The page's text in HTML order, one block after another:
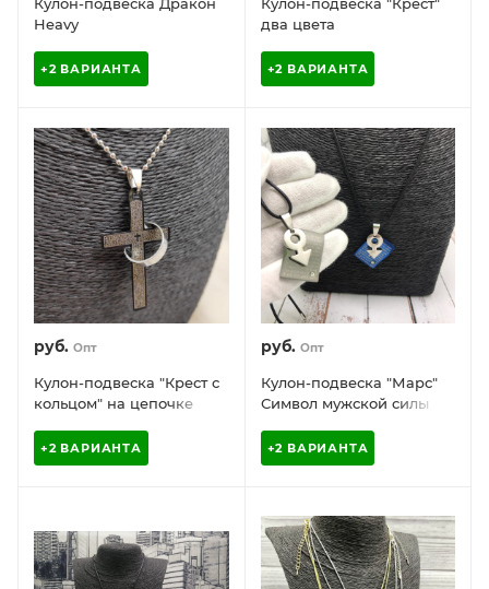
Кулон-подвеска Дракон
Heavy
+2 ВАРИАНТА
Кулон-подвеска "Крест"
два цвета
+2 ВАРИАНТА
руб. Опт
Кулон-подвеска "Крест с
кольцом" на цепочке
+2 ВАРИАНТА
руб. Опт
Кулон-подвеска "Марс"
Символ мужской силы
+2 ВАРИАНТА